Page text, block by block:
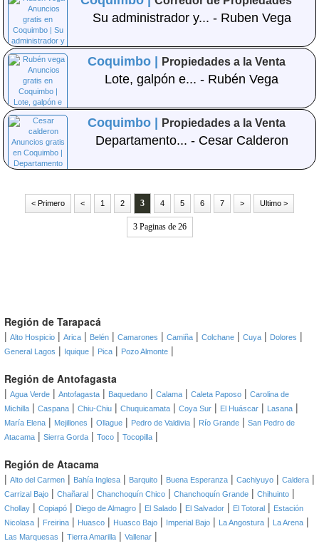
Su administrador y... - Ruben Vega
Coquimbo | Propiedades a la Venta
Lote, galpón e... - Rubén Vega
Coquimbo | Propiedades a la Venta
Departamento... - Cesar Calderon
< Primero < 1 2 3 4 5 6 7 > Ultimo >
3 Paginas de 26
Región de Tarapacá
| Alto Hospicio | Arica | Belén | Camarones | Camiña | Colchane | Cuya | Dolores |
General Lagos | Iquique | Pica | Pozo Almonte |
Región de Antofagasta
| Agua Verde | Antofagasta | Baquedano | Calama | Caleta Paposo | Carolina de
Michilla | Caspana | Chiu-Chiu | Chuquicamata | Coya Sur | El Huáscar | Lasana |
María Elena | Mejillones | Ollague | Pedro de Valdivia | Río Grande | San Pedro de
Atacama | Sierra Gorda | Toco | Tocopilla |
Región de Atacama
| Alto del Carmen | Bahía Inglesa | Barquito | Buena Esperanza | Cachiyuyo | Caldera |
Carrizal Bajo | Chañaral | Chanchoquín Chico | Chanchoquín Grande | Chihuinto |
Chollay | Copiapó | Diego de Almagro | El Salado | El Salvador | El Totoral | Estación
Nicolasa | Freirina | Huasco | Huasco Bajo | Imperial Bajo | La Angostura | La Arena |
Las Marquesas | Tierra Amarilla | Vallenar |